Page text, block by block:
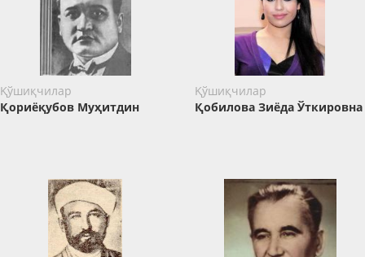
Қўшиқчилар
Қориёқубов Муҳитдин
Қўшиқчилар
Қобилова Зиёда Ўткировна